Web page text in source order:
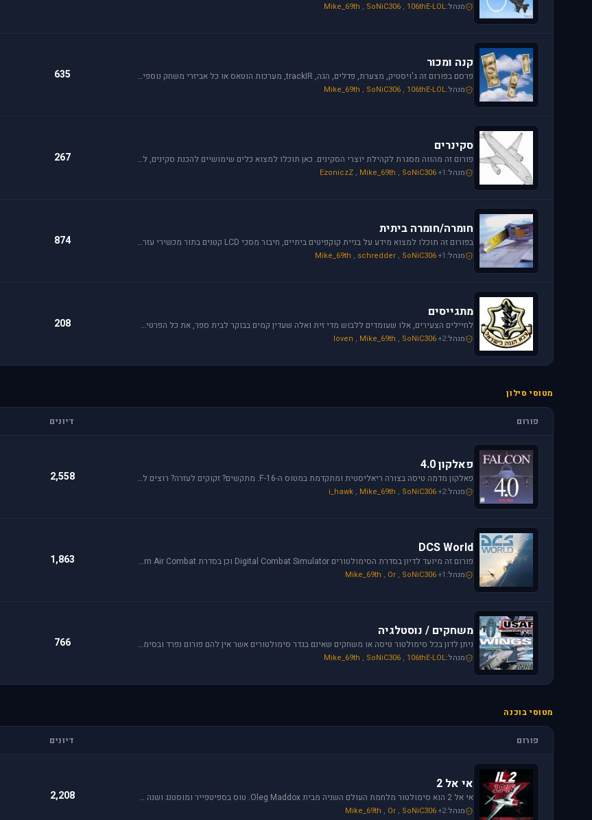
מנהל: Mike_69th , SoNiC306 , 106thE-LOL
קנה ומכור
פרסם בפורום זה ג'ויסטיק, מצערת, פדלים, הגה, trackIR, מערכות הוטאס או כל אביזרי משחק נוספים שברצונך למכור או לרכוש. חברות מובילות בתחום: Saitek, CH, Microsoft, Logitech, Hotas.
מנהל: Mike_69th , SoNiC306 , 106thE-LOL
635
סקינרים
פורום זה מהווה מסגרת לקהילת יוצרי הסקינים. כאן תוכלו למצוא כלים שימושיים להכנת סקינים, לקבל ידע על עשיית סקין וכמובן לצפות ולתת פידבק על עבודות סקינים בתהליך.
מנהל: EzoniczZ , Mike_69th , SoNiC306+1
267
חומרה/חומרה ביתית
בפורום זה תוכלו למצוא מידע על בניית קוקפיטים ביתיים, חיבור מסכי LCD קטנים בתור מכשירי עזר ועוד. בנוסף, זהו הפורום לשאלות לגבי ג'ויסטיקים, כרטיסי מסך בניית מחשב וכו'.
מנהל: Mike_69th , schredder , SoNiC306+1
874
מתגייסים
לחיילים הצעירים, אלו שעומדים ללבוש מדי זית ואלה שעדין קמים בבוקר לבית ספר, את כל הפרטים אודות הגיוס תמצאו כאן.
מנהל: loven , Mike_69th , SoNiC306+2
208
מטוסי סילון
פורום דיונים
פאלקון 4.0
פאלקון מדמה טיסה בצורה ריאליסטית ומתקדמת במטוס ה-F-16. מתקשים? זקוקים לעזרה? רוצים לשתף תמונה או וידיאו מהטיסה שלכם ב- Falcon זהו הפורום המתאים.
מנהל: i_hawk , Mike_69th , SoNiC306+2
2,558
DCS World
פורום זה מיועד לדיון בסדרת הסימולטורים Digital Combat Simulator וכן בסדרת Lock On Modern Air Combat. מחפשים תמיכה? או סתם רוצים לשתף מידע ותמונות זהו המקום הנכון.
מנהל: Mike_69th , Or , SoNiC306+1
1,863
משחקים / נוסטלגיה
ניתן לדון בכל סימולטור טיסה או משחקים שאינם בגדר סימולטורים אשר אין להם פורום נפרד ובסימולטורים נוסטלגיים כגון: אף-15, אף-18, חיל האויר האמריקני, כוכב כחול - "חיל האויר הישראלי" וסטרייק פייטרס.
מנהל: Mike_69th , SoNiC306 , 106thE-LOL
766
מטוסי בוכנה
פורום דיונים
אי אל 2
אי אל 2 הוא סימולטור מלחמת העולם השניה מבית Oleg Maddox. טוס בספיטפייר ומוסטנג ושנה את ההיסטוריה במלחמות מעל שמי אירופה, צפון אפריקה והמזרח הרחוק.
מנהל: Mike_69th , Or , SoNiC306+2
2,208